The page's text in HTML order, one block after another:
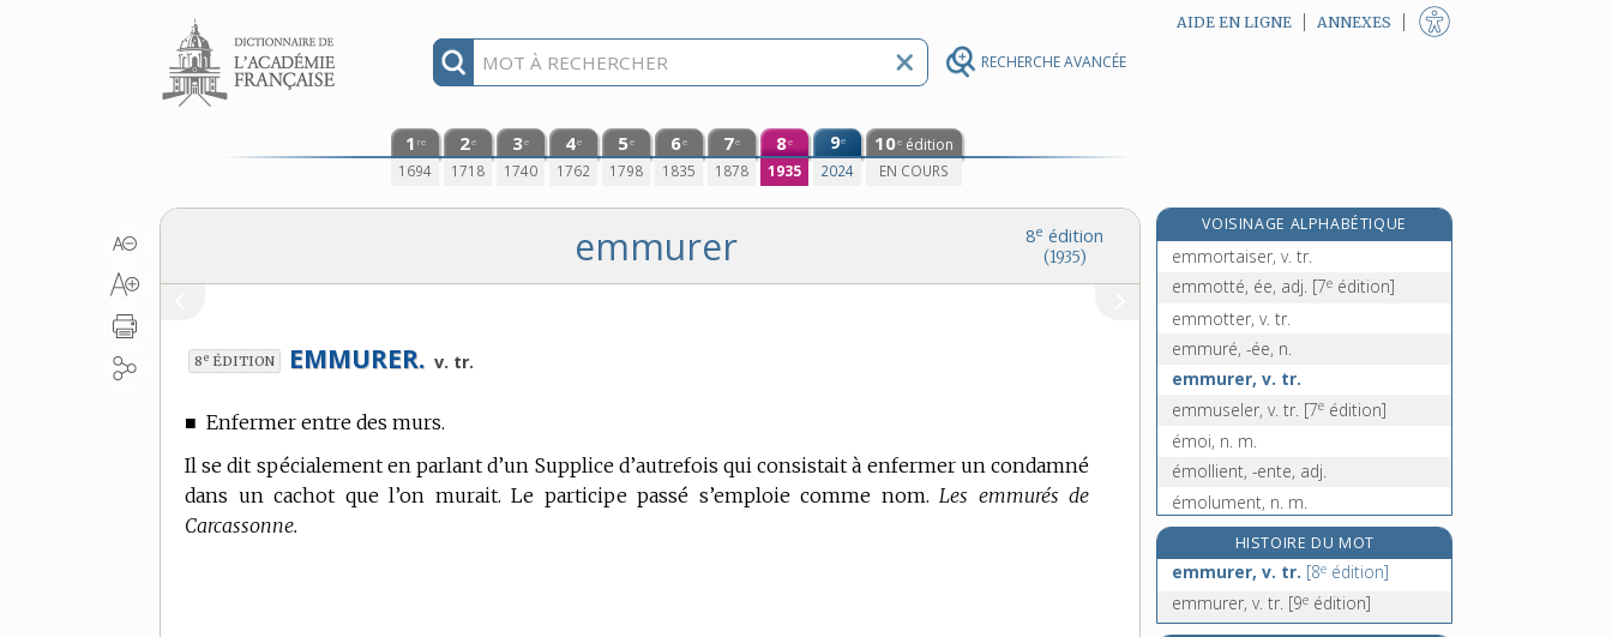
RECHERCHE AVANCÉE
Aller au contenu AIDE EN LIGNE ANNEXES
1 re
1694
2e
1718
3e
1740
4e
1762
5e
1798
6e
1835
7e
1878
8e
1935
9e
2024
10e édition
EN COURS
8e édition
(1935)
emmurer
8e ÉDITION EMMURER. v. tr.
■ Enfermer entre des murs.
Il se dit spécialement en parlant d’un Supplice d’autrefois qui consistait à enfermer un condamné
dans un cachot que l’on murait. Le participe passé s’emploie comme nom. Les emmurés de
Carcassonne.
VOISINAGE ALPHABÉTIQUE
emmitoufler, v. tr.
emmortaiser, v. tr.
emmotté, ée, adj. [7e édition]
emmotter, v. tr.
emmuré, -ée, n.
emmurer, v. tr.
emmuseler, v. tr. [7e édition]
émoi, n. m.
émollient, -ente, adj.
émolument, n. m.
émolumenter, v. intr.[6eédition]
émonctoire, n. m.
émondage, n. m.
émonder, v. tr.
HISTOIRE DU MOT
emmurer, v. tr. [8e édition]
emmurer, v. tr. [9e édition]